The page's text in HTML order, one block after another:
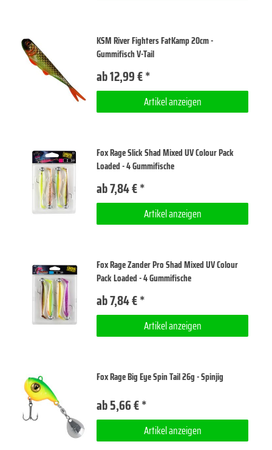
KSM River Fighters FatKamp 20cm -
Gummifisch V-Tail
ab 12,99 € *
Artikel anzeigen
Fox Rage Slick Shad Mixed UV Colour Pack
Loaded - 4 Gummifische
ab 7,84 € *
Artikel anzeigen
Fox Rage Zander Pro Shad Mixed UV Colour
Pack Loaded - 4 Gummifische
ab 7,84 € *
Artikel anzeigen
Fox Rage Big Eye Spin Tail 26g - Spinjig
ab 5,66 € *
Artikel anzeigen